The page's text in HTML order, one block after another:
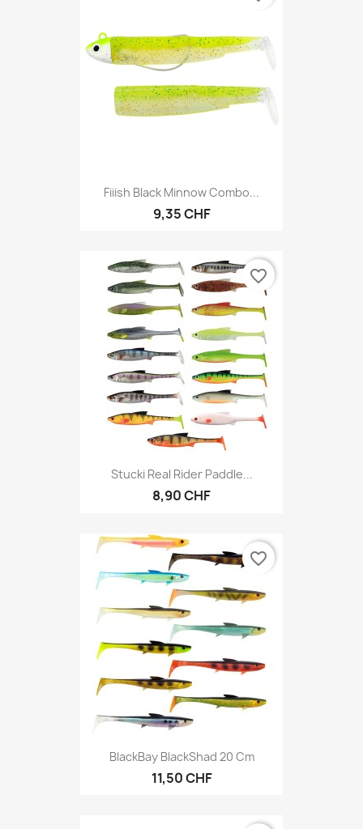
Fiiish Black Minnow Combo...
9,35 CHF
Stucki Real Rider Paddle...
8,90 CHF
favorite_border
BlackBay BlackShad 20 Cm
11,50 CHF
favorite_border